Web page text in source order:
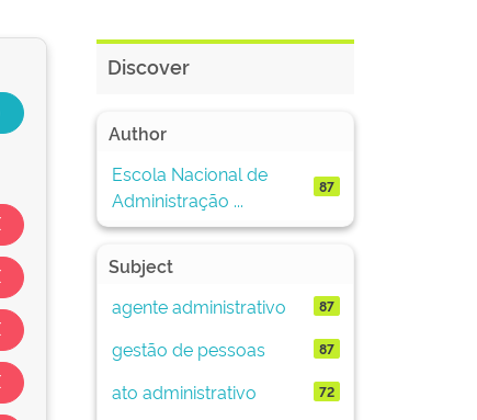
Discover
Author
Escola Nacional de
Administração ...
87
Subject
agente administrativo
87
gestão de pessoas 87
ato administrativo 72